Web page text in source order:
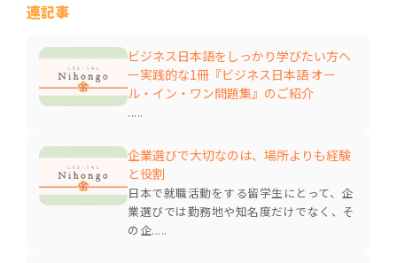
連記事
ビジネス日本語をしっかり学びたい方へ
ー実践的な1冊『ビジネス日本語 オー
ル・イン・ワン問題集』のご紹介
.....
企業選びで大切なのは、場所よりも経験
と役割
日本で就職活動をする留学生にとって、企
業選びでは勤務地や知名度だけでなく、そ
の企.....